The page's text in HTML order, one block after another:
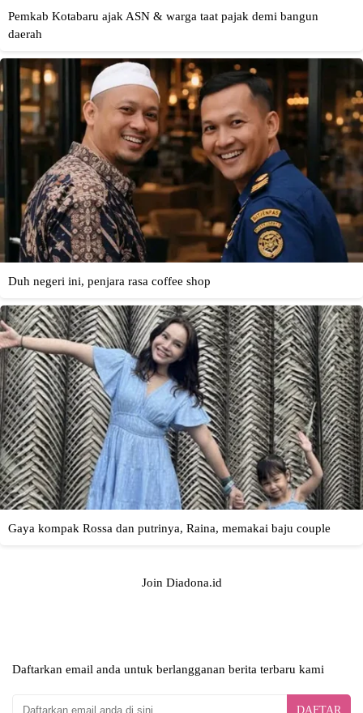
Join Diadona.id
Daftarkan email anda untuk berlangganan berita terbaru kami
DAFTAR